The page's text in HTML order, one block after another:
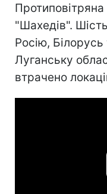
"Шахедів". Шість
Росію,
Луганську
втрачено